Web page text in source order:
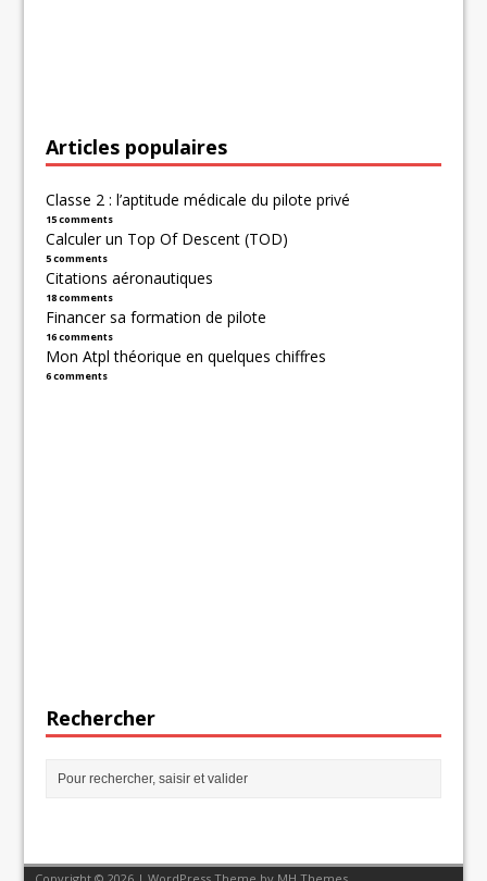
Articles populaires
Classe 2 : l’aptitude médicale du pilote privé
15 comments
Calculer un Top Of Descent (TOD)
5 comments
Citations aéronautiques
18 comments
Financer sa formation de pilote
16 comments
Mon Atpl théorique en quelques chiffres
6 comments
Rechercher